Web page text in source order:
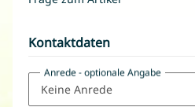
Kontaktdaten
Anrede- optionale Angabe